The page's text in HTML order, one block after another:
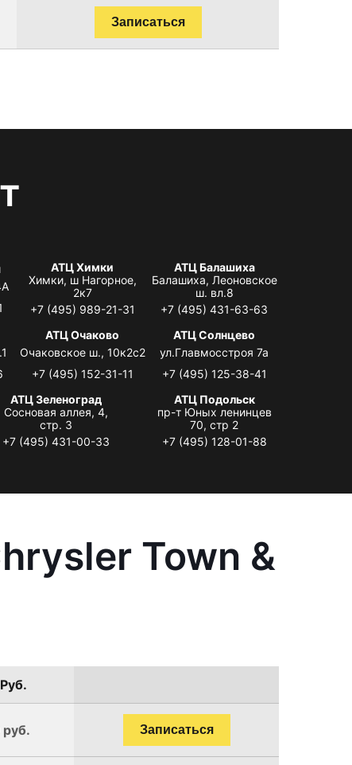
Записаться
АТЦ Химки
Химки, ш Нагорное,
2к7
+7 (495) 989-21-31
АТЦ Балашиха
Балашиха, Леоновское
ш. вл.8
+7 (495) 431-63-63
АТЦ Очаково
Очаковское ш., 10к2с2
+7 (495) 152-31-11
АТЦ Солнцево
ул.Главмосстроя 7а
+7 (495) 125-38-41
АТЦ Зеленоград
Сосновая аллея, 4,
стр. 3
+7 (495) 431-00-33
АТЦ Подольск
пр-т Юных ленинцев
70, стр 2
+7 (495) 128-01-88
Town &
руб. Записаться